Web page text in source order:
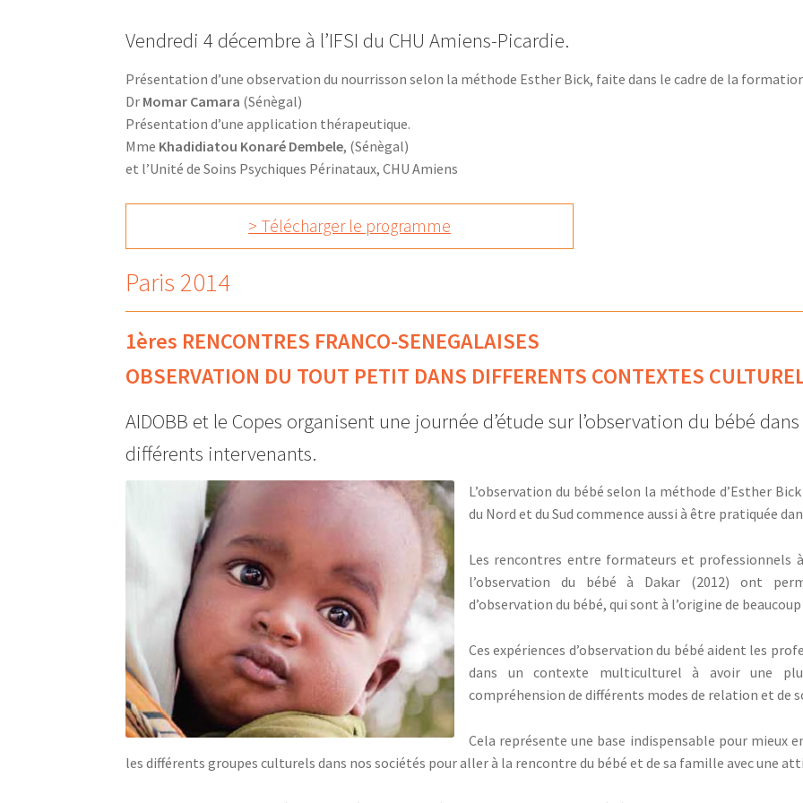
Vendredi 4 décembre à l’IFSI du CHU Amiens-Picardie.
Présentation d’une observation du nourrisson selon la méthode Esther Bick, faite dans le cadre de la
Dr Momar Camara (Sénègal)
Présentation d’une application thérapeutique.
Mme Khadidiatou Konaré Dembele, (Sénègal)
et l’Unité de Soins Psychiques Périnataux, CHU Amiens
> Télécharger le programme
Paris 2014
1ères RENCONTRES FRANCO-SENEGALAISES
OBSERVATION DU TOUT PETIT DANS DIFFERENTS CONTEXTES
AIDOBB et le Copes organisent une journée d’étude sur l’observation du bébé
différents intervenants.
L’observation du bébé selon la méthode d’Esther
du Nord et du Sud commence aussi à être pratiquée
Les rencontres entre formateurs et professionnels
l’observation du bébé à Dakar (2012) ont
d’observation du bébé, qui sont à l’origine de
Ces expériences d’observation du bébé aident les
dans un contexte multiculturel à avoir une
compréhension de différents modes de relation et de
Cela représente une base indispensable pour mieux
les différents groupes culturels dans nos sociétés pour aller à la rencontre du bébé et de sa famille avec une